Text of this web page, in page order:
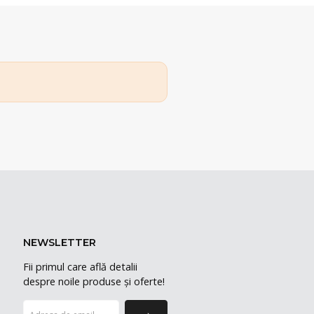
NEWSLETTER
Fii primul care află detalii
despre noile produse și oferte!